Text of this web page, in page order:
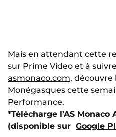
Mais en attendant cette
sur Prime Video et à
asmonaco.com, découvre
Monégasques cette
Performance.
*Télécharge l’AS
(disponible sur Google